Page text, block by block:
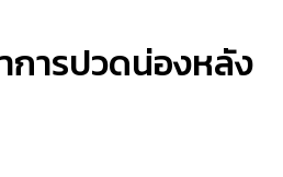
การปวดน่องหลัง